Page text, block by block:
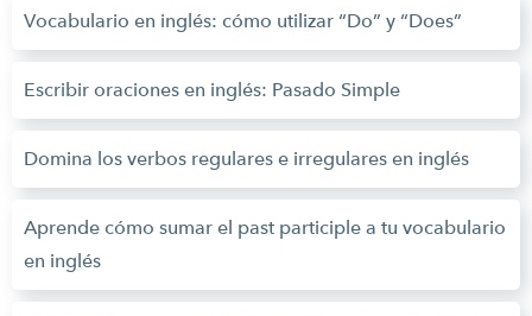
Vocabulario en inglés: cómo utilizar “Do” y “Does”
Escribir oraciones en inglés: Pasado Simple
Domina los verbos regulares e irregulares en inglés
Aprende cómo sumar el past participle a tu vocabulario
en inglés